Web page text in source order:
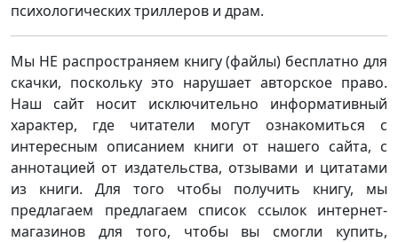
психологических триллеров и драм.
Мы НЕ распространяем книгу (файлы) бесплатно для
скачки, поскольку это нарушает авторское право.
Наш сайт носит исключительно информативный
характер, где читатели могут ознакомиться с
интересным описанием книги от нашего сайта, с
аннотацией от издательства, отзывами и цитатами
из книги. Для того чтобы получить книгу, мы
предлагаем предлагаем список ссылок интернет-
магазинов для того, чтобы вы смогли купить,